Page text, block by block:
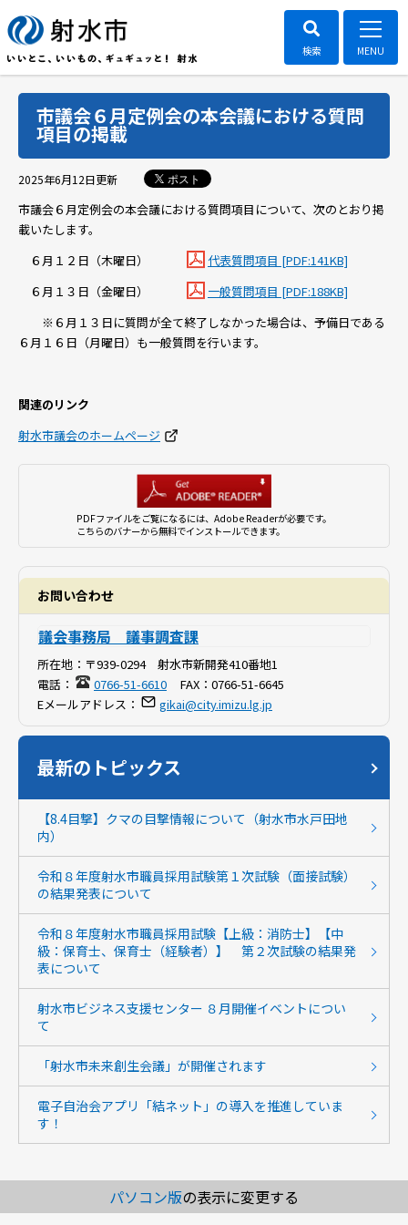
市議会６月定例会の本会議における質問
項目の掲載
2025年6月12日更新 ポスト
市議会６月定例会の本会議における質問項目について、次のとおり掲
載いたします。
６月１２日（木曜日）
代表質問項目 [PDF:141KB]
６月１３日（金曜日）
一般質問項目 [PDF:188KB]
※６月１３日に質問が全て終了しなかった場合は、予備日である
６月１６日（月曜日）も一般質問を行います。
関連のリンク
射水市議会のホームページ
PDFファイルをご覧になるには、Adobe Readerが必要です。
こちらのバナーから無料でインストールできます。
お問い合わせ
議会事務局 議事調査課
所在地： 〒939-0294 射水市新開発410番地1
電話：
0766-51-6610 FAX： 0766-51-6645
Eメールアドレス：
gikai@city.imizu.lg.jp
最新のトピックス
【8.4目撃】クマの目撃情報について（射水市水戸田地
内）
令和８年度射水市職員採用試験第１次試験（面接試験）
の結果発表について
令和８年度射水市職員採用試験【上級：消防士】【中
級：保育士、保育士（経験者）】 第２次試験の結果発
表について
射水市ビジネス支援センター ８月開催イベントについ
て
「射水市未来創生会議」が開催されます
電子自治会アプリ「結ネット」の導入を推進していま
す！
パソコン版の表示に変更する